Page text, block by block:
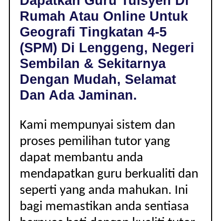
LENGGENG,
NEGERI
TINGKATAN
4-
(SPM)
Rumah Atau Online Untuk
Geografi Tingkatan 4-5
(SPM) Di Lenggeng, Negeri
Sembilan & Sekitarnya
Dengan Mudah, Selamat
Dan Ada Jaminan.
Kami mempunyai sistem dan
proses pemilihan tutor yang
dapat membantu anda
mendapatkan guru berkualiti dan
seperti yang anda mahukan. Ini
bagi memastikan anda sentiasa